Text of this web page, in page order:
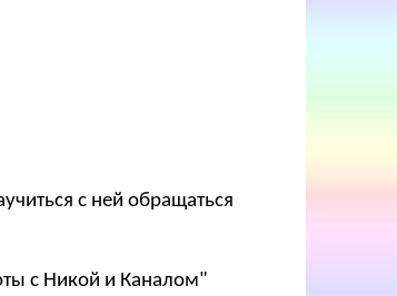
с ней обращаться
с Никой и Каналом"